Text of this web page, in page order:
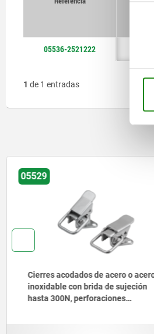
05536-2521222
1 de 1 entradas
05529
Cierres acodados de acero o
inoxidable con brida de sujeción
hasta 300N, perforaciones